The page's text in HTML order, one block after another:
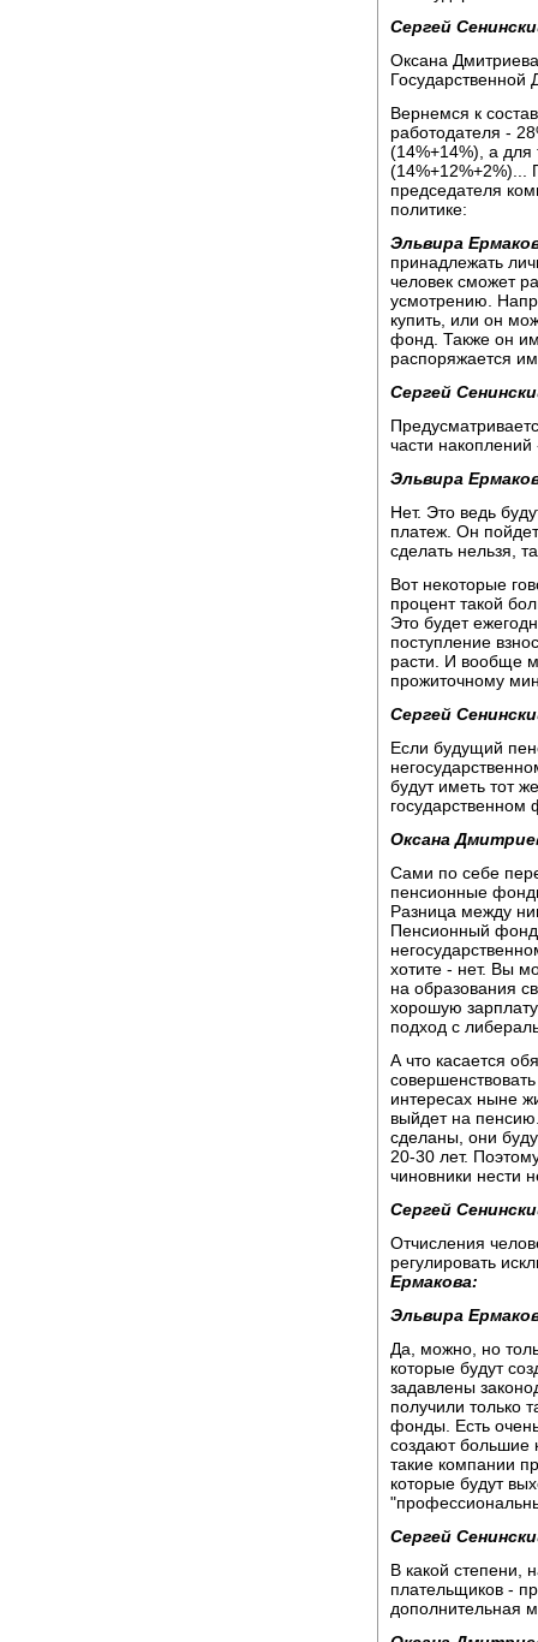
Сергей
Оксана
Государственной
Вернемся к
работодателя -
(14%+14%), а для
(14%+12%+2%)...
председателя
политике:
Эльвира
принадлежать
человек сможет
усмотрению.
купить, или он
фонд. Также он
распоряжается
Сергей
части накоплений
Эльвира
Нет. Это ведь
платеж. Он
сделать нельзя,
Вот некоторые
процент такой
Это будет
поступление
расти. И вообще
прожиточному
Сергей
Если будущий
будут иметь тот
Оксана
Сами по себе
пенсионные
Разница между
Пенсионный фонд
хотите - нет. Вы
на образования
хорошую зарплату
подход с
А что касается
интересах ныне
выйдет на
сделаны, они
20-30 лет.
чиновники нести
Сергей
Отчисления
регулировать
Ермакова:
Эльвира
Да, можно, но
которые будут
задавлены
получили только
фонды. Есть
создают большие
такие компании
которые будут
Сергей
В какой степени,
плательщиков -
дополнительная